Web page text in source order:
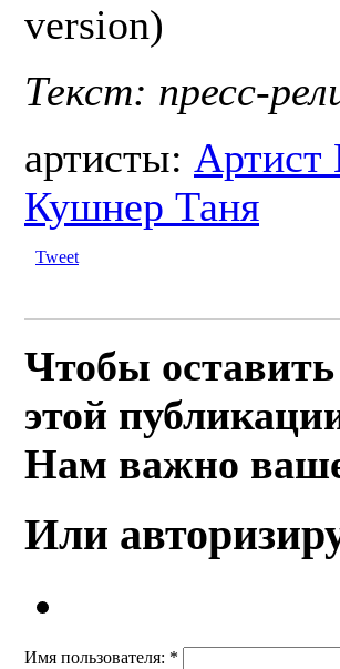
version)
Текст: пресс-
артисты: Артист
Кушнер Таня
Tweet
Чтобы
этой
Нам важно
Или
Имя пользователя: *